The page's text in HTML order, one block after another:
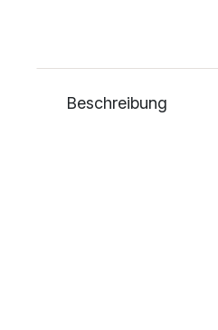
Beschreibung